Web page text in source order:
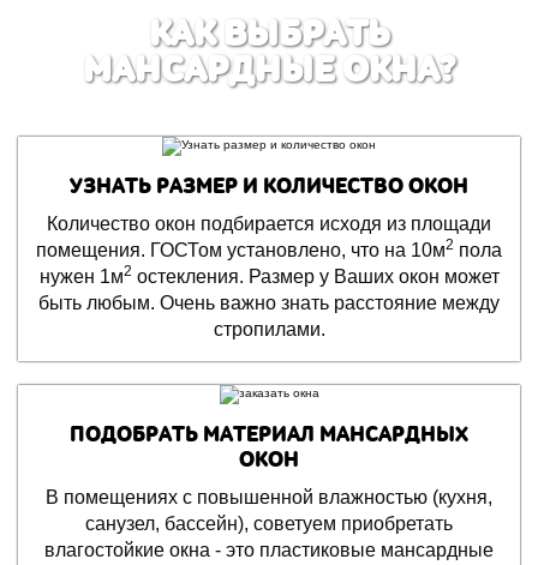
КАК ВЫБРАТЬ
МАНСАРДНЫЕ ОКНА?
УЗНАТЬ РАЗМЕР И КОЛИЧЕСТВО ОКОН
Количество окон подбирается исходя из площади
помещения. ГОСТом установлено, что на 10м2 пола
нужен 1м2 остекления. Размер у Ваших окон может
быть любым. Очень важно знать расстояние между
стропилами.
ПОДОБРАТЬ МАТЕРИАЛ МАНСАРДНЫХ
ОКОН
В помещениях с повышенной влажностью (кухня,
санузел, бассейн), советуем приобретать
влагостойкие окна - это пластиковые мансардные